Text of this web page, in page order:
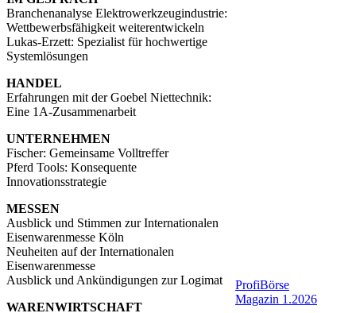
Branchenanalyse Elektrowerkzeugindustrie:
Wettbewerbsfähigkeit weiterentwickeln
Lukas-Erzett: Spezialist für hochwertige
Systemlösungen
HANDEL
Erfahrungen mit der Goebel Niettechnik:
Eine 1A-Zusammenarbeit
UNTERNEHMEN
Fischer: Gemeinsame Volltreffer
Pferd Tools: Konsequente
Innovationsstrategie
MESSEN
Ausblick und Stimmen zur Internationalen
Eisenwarenmesse Köln
Neuheiten auf der Internationalen
Eisenwarenmesse
Ausblick und Ankündigungen zur Logimat
WARENWIRTSCHAFT
ProfiBörse
Magazin 1.2026